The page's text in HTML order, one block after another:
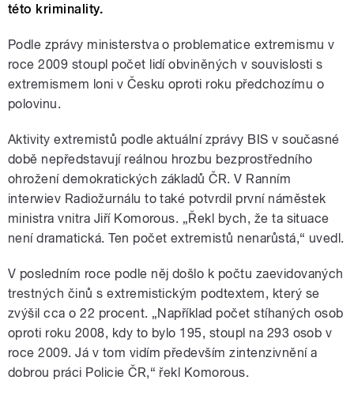
této kriminality.
Podle zprávy ministerstva o problematice extremismu v
roce 2009 stoupl počet lidí obviněných v souvislosti s
extremismem loni v Česku oproti roku předchozímu o
polovinu.
Aktivity extremistů podle aktuální zprávy BIS v současné
době nepředstavují reálnou hrozbu bezprostředního
ohrožení demokratických základů ČR. V Ranním
interwiev Radiožurnálu to také potvrdil první náměstek
ministra vnitra Jiří Komorous. „Řekl bych, že ta situace
není dramatická. Ten počet extremistů nenarůstá,“ uvedl.
V posledním roce podle něj došlo k počtu zaevidovaných
trestných činů s extremistickým podtextem, který se
zvýšil cca o 22 procent. „Například počet stíhaných osob
oproti roku 2008, kdy to bylo 195, stoupl na 293 osob v
roce 2009. Já v tom vidím především zintenzivnění a
dobrou práci Policie ČR,“ řekl Komorous.